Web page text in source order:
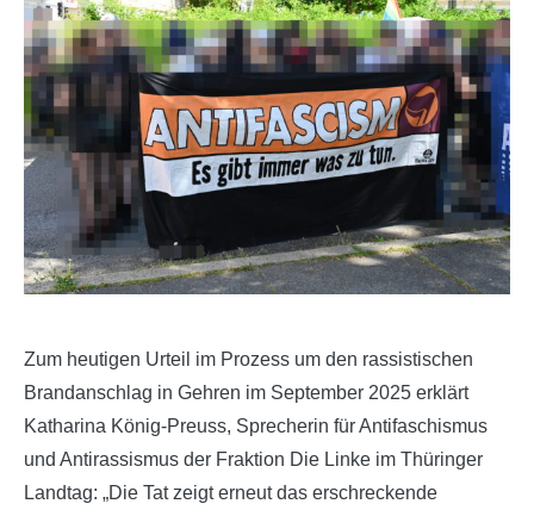
Zum heutigen Urteil im Prozess um den rassistischen
Brandanschlag in Gehren im September 2025 erklärt
Katharina König-Preuss, Sprecherin für Antifaschismus
und Antirassismus der Fraktion Die Linke im Thüringer
Landtag: „Die Tat zeigt erneut das erschreckende